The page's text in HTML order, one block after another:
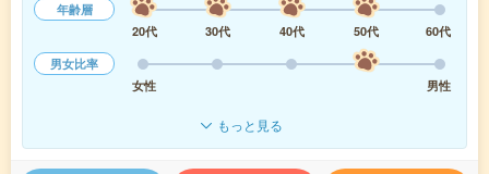
年齢層
20代
30代 40代 50代
60代
男女比率
女性
男性
もっと見る